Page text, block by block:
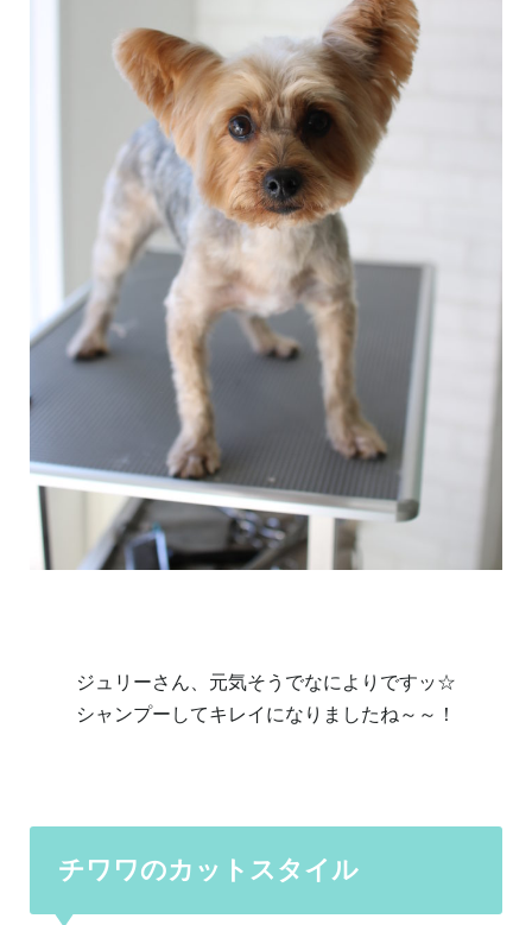
ジュリーさん、元気そうでなによりですッ☆
シャンプーしてキレイになりましたね～～！
チワワのカットスタイル